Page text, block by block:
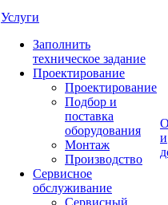
Услуги
Заполнить
техническое задание
Проектирование
Проектирование
Подбор и
поставка
оборудования
Монтаж
Производство
Сервисное
обслуживание
Сервисный
и